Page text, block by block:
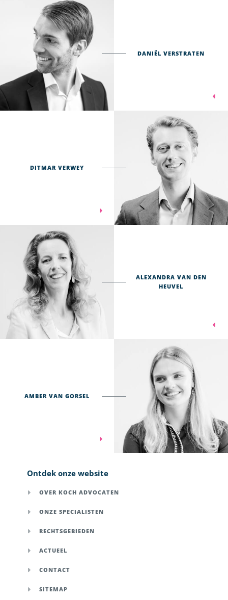
DANIËL VERSTRATEN
DITMAR VERWEY
ALEXANDRA VAN DEN
HEUVEL
AMBER VAN GORSEL
Ontdek onze website
OVER KOCH ADVOCATEN
ONZE SPECIALISTEN
RECHTSGEBIEDEN
ACTUEEL
CONTACT
SITEMAP